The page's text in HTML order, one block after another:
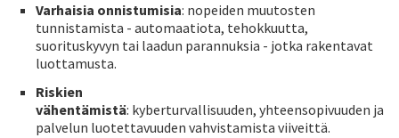
Varhaisia onnistumisia: nopeiden muutosten
tunnistamista - automaatiota, tehokkuutta,
suorituskyvyn tai laadun parannuksia - jotka rakentavat
luottamusta.
Riskien
vähentämistä: kyberturvallisuuden, yhteensopivuuden ja
palvelun luotettavuuden vahvistamista viiveittä.